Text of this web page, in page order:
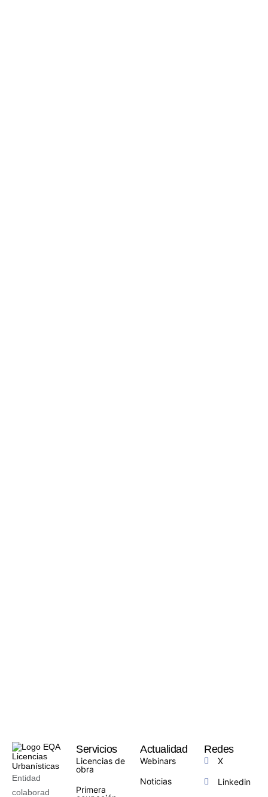
Entidad
colaborad
Servicios
Licencias de
obra
Primera
Actualidad
Webinars
Noticias
Redes
X
Linkedin